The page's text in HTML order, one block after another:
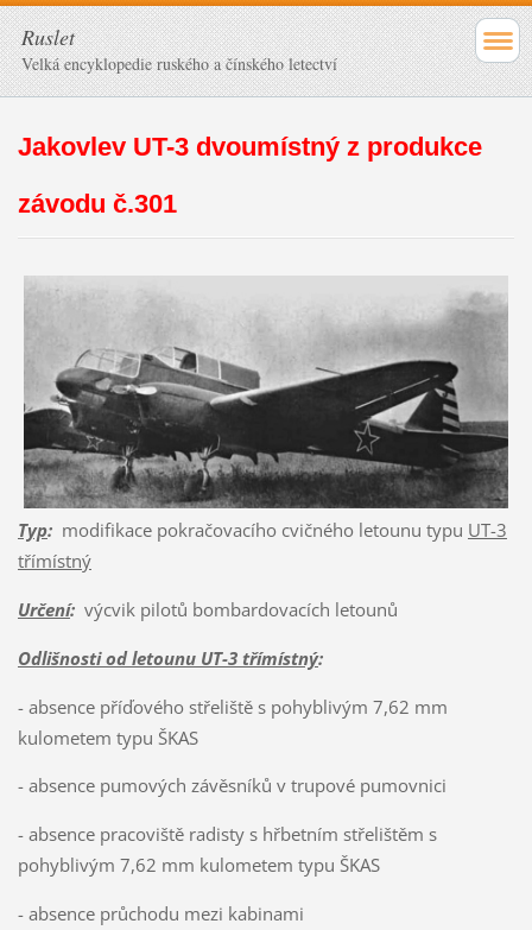
Ruslet
Velká encyklopedie ruského a čínského letectví
Jakovlev UT-3 dvoumístný z produkce
závodu č.301
Typ:modifikace pokračovacího cvičného letounu typu UT-3
třímístný
Určení:výcvik pilotů bombardovacích letounů
Odlišnosti od letounu UT-3 třímístný:
- absence příďového střeliště s pohyblivým 7,62 mm
kulometem typu ŠKAS
- absence pumových závěsníků v trupové pumovnici
- absence pracoviště radisty s hřbetním střelištěm s
pohyblivým 7,62 mm kulometem typu ŠKAS
- absence průchodu mezi kabinami